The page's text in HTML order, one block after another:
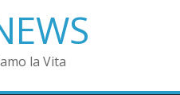
la Vita